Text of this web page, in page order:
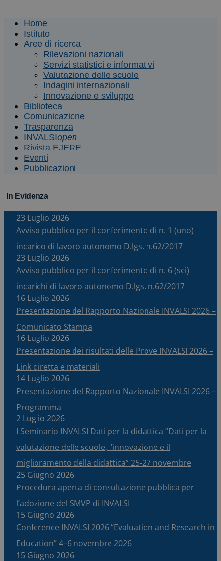
Home
Istituto
Aree di ricerca
Rilevazioni nazionali
Servizi statistici e informativi
Valutazione delle scuole
Indagini internazionali
Innovazione e sviluppo
Biblioteca
Comunicazione
Trasparenza
INVALSIopen
Rivista EJERE
Eventi
Pubblicazioni
In Evidenza
23 Luglio 2026
Avviso pubblico per il conferimento di n. 1 (uno)
incarico di lavoro autonomo D.lgs. n.62/2017
23 Luglio 2026
Avviso pubblico per il conferimento di n. 6 (sei)
incarichi di lavoro autonomo D.lgs. n.62/2017
16 Luglio 2026
Presentazione del Rapporto Nazionale INVALSI 2026 –
Comunicato Stampa
16 Luglio 2026
Presentazione dei risultati delle Prove INVALSI 2026 –
Link diretta e materiali
14 Luglio 2026
Presentazione del Rapporto Nazionale INVALSI 2026 –
Programma
2 Luglio 2026
I Seminario INVALSI Dati per la didattica “Dati per la
valutazione delle scuole, l’innovazione e il
miglioramento della didattica” 25-27 novembre
25 Giugno 2026
Procedura aperta di consultazione pubblica per
l’adozione del SMVP di INVALSI
15 Giugno 2026
Conference INVALSI 2026 “Evaluation and Research in
Education” 4–6 novembre 2026
15 Giugno 2026